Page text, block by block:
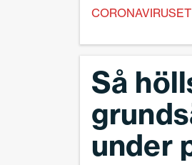
CORONAVIRUSET
Så
under